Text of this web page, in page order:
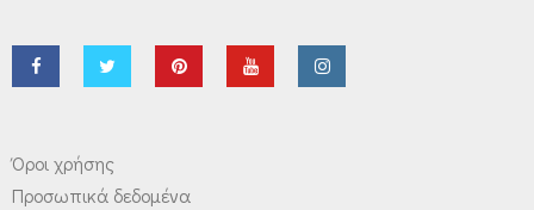
Όροι χρήσης
Προσωπικά δεδομένα